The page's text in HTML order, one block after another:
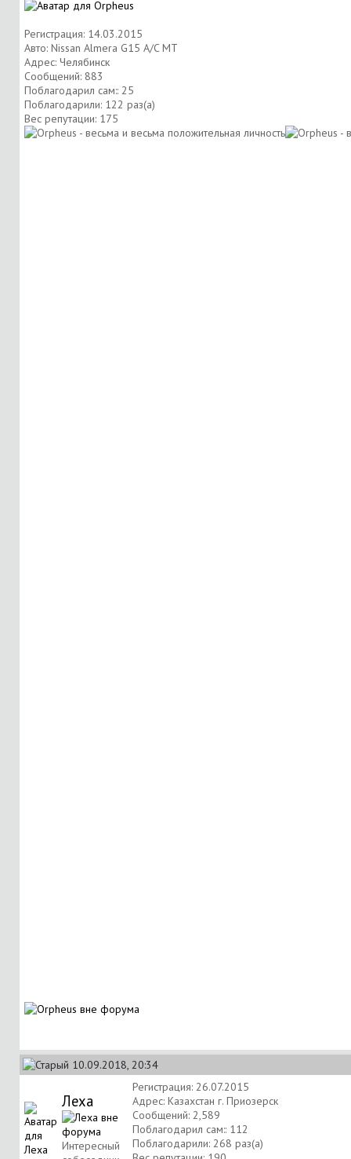
Регистрация: 14.03.2015
Авто: Nissan Almera G15 A/C MT
Адрес: Челябинск
Сообщений: 883
Поблагодарил сам:: 25
Поблагодарили: 122 раз(а)
Вес репутации: 175
10.09.2018, 20:34
Леха
Интересный
Регистрация: 26.07.2015
Адрес: Казахстан г. Приозерск
Сообщений: 2,589
Поблагодарил сам:: 112
Поблагодарили: 268 раз(а)